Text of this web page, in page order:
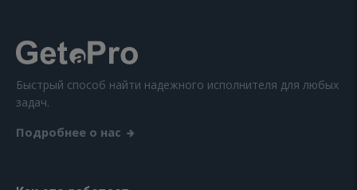
Быстрый способ найти надежного исполнителя для любых
задач.
Подробнее о нас